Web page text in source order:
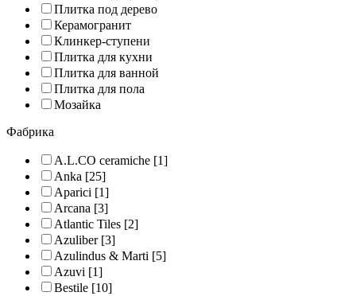
Плитка под дерево
Керамогранит
Клинкер-ступени
Плитка для кухни
Плитка для ванной
Плитка для пола
Мозайка
Фабрика
A.L.CO ceramiche [1]
Anka [25]
Aparici [1]
Arcana [3]
Atlantic Tiles [2]
Azuliber[3]
Azulindus & Marti [5]
Azuvi [1]
Bestile [10]